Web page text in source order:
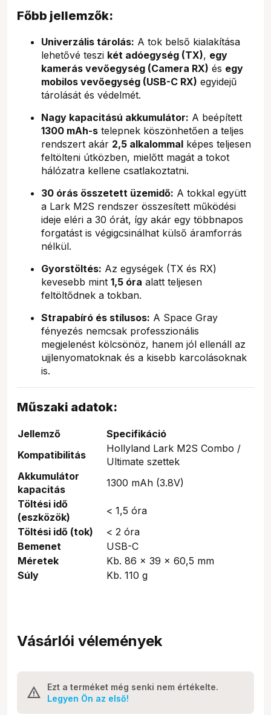
Főbb jellemzők:
Univerzális tárolás: A tok belső kialakítása
lehetővé teszi két adóegység (TX), egy
kamerás vevőegység (Camera RX) és egy
mobilos vevőegység (USB-C RX) egyidejű
tárolását és védelmét.
Nagy kapacitású akkumulátor: A beépített
1300 mAh-s telepnek köszönhetően a teljes
rendszert akár 2,5 alkalommal képes teljesen
feltölteni útközben, mielőtt magát a tokot
hálózatra kellene csatlakoztatni.
30 órás összetett üzemidő: A tokkal együtt
a Lark M2S rendszer összesített működési
ideje eléri a 30 órát, így akár egy többnapos
forgatást is végigcsinálhat külső áramforrás
nélkül.
Gyorstöltés: Az egységek (TX és RX)
kevesebb mint 1,5 óra alatt teljesen
feltöltődnek a tokban.
Strapabíró és stílusos: A Space Gray
fényezés nemcsak professzionális
megjelenést kölcsönöz, hanem jól ellenáll az
ujjlenyomatoknak és a kisebb karcolásoknak
is.
Műszaki adatok:
Jellemző
Specifikáció
Kompatibilitás
Hollyland Lark M2S Combo /
Ultimate szettek
Akkumulátor
kapacitás
1300 mAh (3.8V)
Töltési idő
(eszközök)
< 1,5 óra
Töltési idő (tok)
< 2 óra
Bemenet
USB-C
Méretek
Kb. 86 × 39 × 60,5 mm
Súly
Kb. 110 g
Vásárlói vélemények
Ezt a terméket még senki nem értékelte.
Legyen Ön az első!